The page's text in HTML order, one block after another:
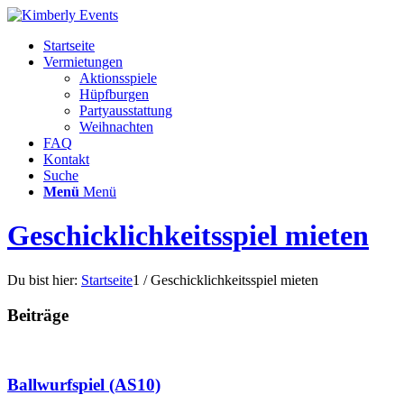
Startseite
Vermietungen
Aktionsspiele
Hüpfburgen
Partyausstattung
Weihnachten
FAQ
Kontakt
Suche
Menü Menü
Geschicklichkeitsspiel mieten
Du bist hier: Startseite1 / Geschicklichkeitsspiel mieten
Beiträge
Ballwurfspiel (AS10)